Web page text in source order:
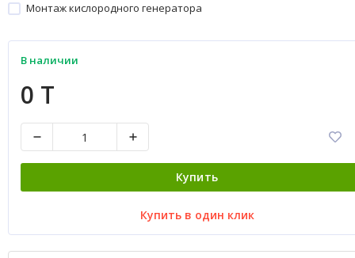
Монтаж кислородного генератора
В наличии
0 T
Купить
Купить в один клик